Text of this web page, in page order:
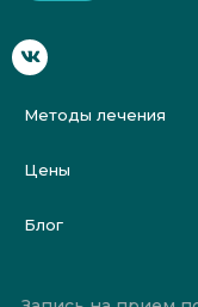
Методы лечения
Цены
Блог